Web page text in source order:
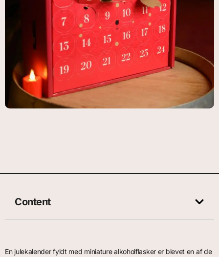
Content
En julekalender fyldt med miniature alkoholflasker er blevet en af de